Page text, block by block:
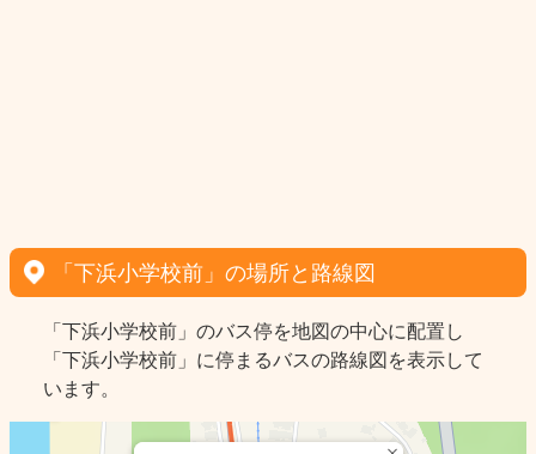
「下浜小学校前」の場所と路線図
「下浜小学校前」のバス停を地図の中心に配置し
「下浜小学校前」に停まるバスの路線図を表示して
います。